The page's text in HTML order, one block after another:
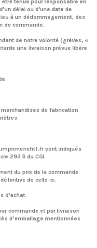
être tenue pour responsable en
délai ou d'une date de
à un dédommagement, des
de commande.
de notre volonté (grèves, «
une livraison prévue libère
de fabrication
sont indiqués
293 B du CGI.
du prix de la commande
de celle-ci.
d'achat.
commande et par livraison
d’emballage mentionnées